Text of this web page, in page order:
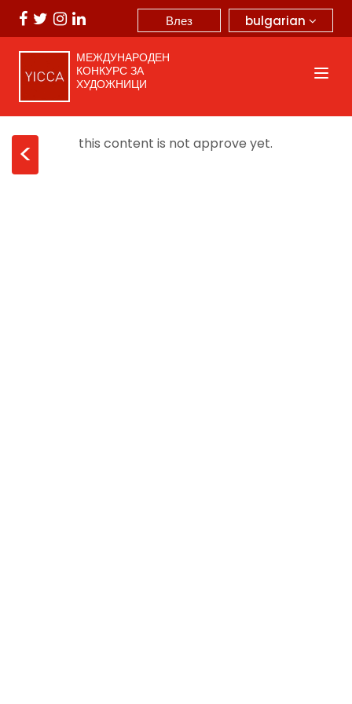
bulgarian
Влез
МЕЖДУНАРОДЕН
КОНКУРС ЗА
ХУДОЖНИЦИ
< this content is not approve yet.